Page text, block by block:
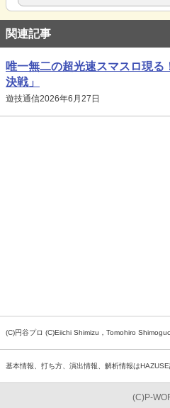
関連記事
唯一無二の超光速スマスロ現
決戦」
遊技通信2026年6月27日
(C)円谷プロ (C)Eiichi Shimizu，Tomohiro
基本情報、打ち方、演出情報、解析情報はHAZUSE
(C)P-